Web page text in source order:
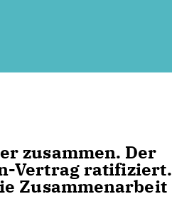
zusammen. Der
Vertrag ratifiziert.
Zusammenarbeit